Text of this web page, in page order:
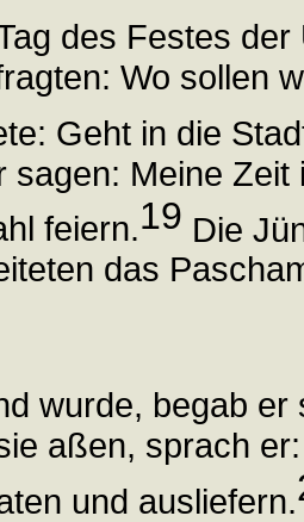
des Festes
Wo sollen
Geht in die
sagen: Meine
feiern.19 Die
das
wurde, begab
aßen, sprach
und ausliefern.